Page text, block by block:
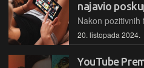
najavio
20. listopada 2024.
YouTube